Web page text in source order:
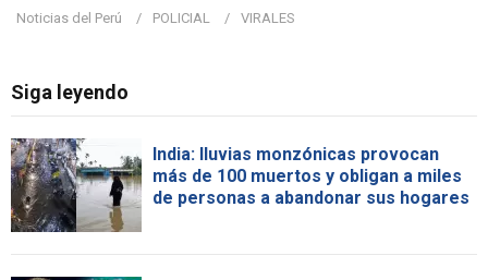
Noticias del Perú
POLICIAL VIRALES
Siga leyendo
India: lluvias monzónicas provocan
más de 100 muertos y obligan a miles
de personas a abandonar sus hogares